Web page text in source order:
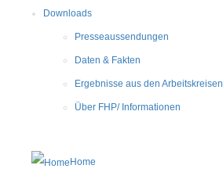
Downloads
Presseaussendungen
Daten & Fakten
Ergebnisse aus den Arbeitskreisen
Über FHP/ Informationen
Home